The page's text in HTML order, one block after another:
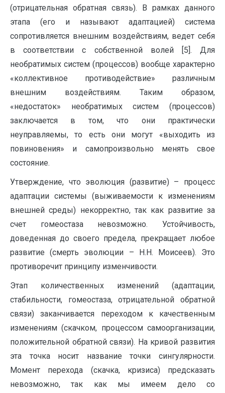
(отрицательная обратная связь). В рамках данного
этапа (его и называют адаптацией) система
сопротивляется внешним воздействиям, ведет себя
в соответствии с собственной волей [5]. Для
необратимых систем (процессов) вообще характерно
«коллективное противодействие» различным
внешним воздействиям. Таким образом,
«недостаток» необратимых систем (процессов)
заключается в том, что они практически
неуправляемы, то есть они могут «выходить из
повиновения» и самопроизвольно менять свое
состояние.
Утверждение, что эволюция (развитие) – процесс
адаптации системы (выживаемости к изменениям
внешней среды) некорректно, так как развитие за
счет гомеостаза невозможно. Устойчивость,
доведенная до своего предела, прекращает любое
развитие (смерть эволюции – Н.Н. Моисеев). Это
противоречит принципу изменчивости.
Этап количественных изменений (адаптации,
стабильности, гомеостаза, отрицательной обратной
связи) заканчивается переходом к качественным
изменениям (скачком, процессом самоорганизации,
положительной обратной связи). На кривой развития
эта точка носит название точки сингулярности.
Момент перехода (скачка, кризиса) предсказать
невозможно, так как мы имеем дело со